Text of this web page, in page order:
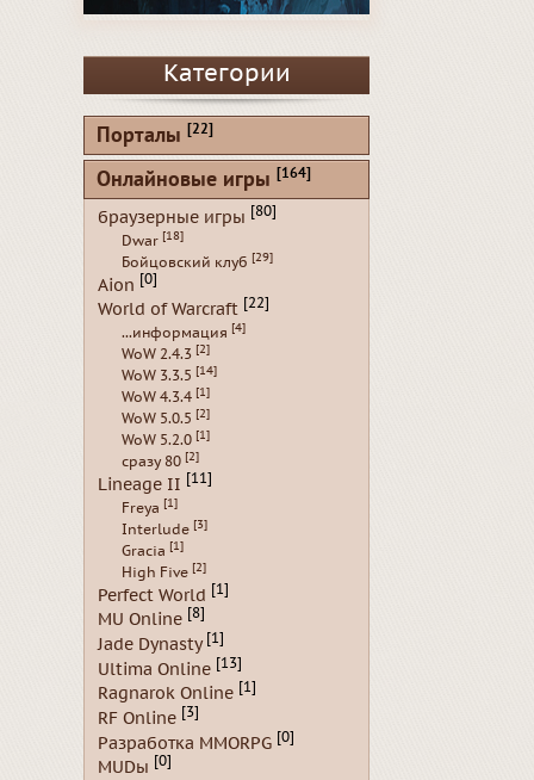
Категории
Порталы [22]
Онлайновые игры [164]
браузерные игры [80]
Dwar [18]
Бойцовский клуб [29]
Aion [0]
World of Warcraft [22]
...информация [4]
WoW 2.4.3 [2]
WoW 3.3.5 [14]
WoW 4.3.4 [1]
WoW 5.0.5 [2]
WoW 5.2.0 [1]
сразу 80 [2]
Lineage II [11]
Freya [1]
Interlude [3]
Gracia [1]
High Five [2]
Perfect World [1]
MU Online [8]
Jade Dynasty [1]
Ultima Online [13]
Ragnarok Online [1]
RF Online [3]
Разработка MMORPG [0]
MUDы [0]